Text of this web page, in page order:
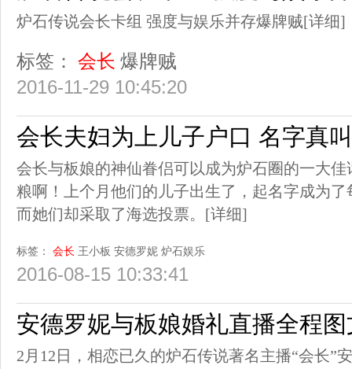
炉石传说会长卡组 强度与娱乐并存爆牌贼[详细]
标签： 会长 爆牌贼
2016-11-29 10:45:20
会长夫妇为上儿子户口 名字真
会长与板娘的神仙眷侣可以成为炉石圈的一大
粮啊！上个月他们的儿子出生了，起名字成为
而她们却采取了海选投票。 [详细]
标签： 会长 王小板 安德罗妮 炉石娱乐
2016-08-15 10:33:41
安德罗妮与板娘婚礼直播全程
2月12日，相恋已久的炉石传说著名主播“会长”